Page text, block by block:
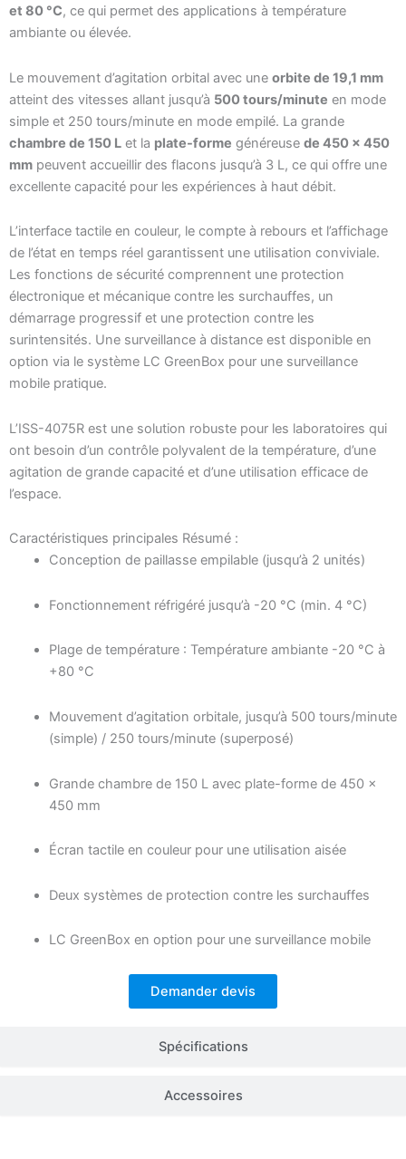
Spécifications
Accessoires
et 80 °C, ce qui permet des applications à température
ambiante ou élevée.
Le mouvement d’agitation orbital avec une orbite de 19,1 mm
atteint des vitesses allant jusqu’à 500 tours/minute en mode
simple et 250 tours/minute en mode empilé. La grande
chambre de 150 L et la plate-forme généreuse de 450 × 450
mm peuvent accueillir des flacons jusqu’à 3 L, ce qui offre une
excellente capacité pour les expériences à haut débit.
L’interface tactile en couleur, le compte à rebours et l’affichage
de l’état en temps réel garantissent une utilisation conviviale.
Les fonctions de sécurité comprennent une protection
électronique et mécanique contre les surchauffes, un
démarrage progressif et une protection contre les
surintensités. Une surveillance à distance est disponible en
option via le système LC GreenBox pour une surveillance
mobile pratique.
L’ISS-4075R est une solution robuste pour les laboratoires qui
ont besoin d’un contrôle polyvalent de la température, d’une
agitation de grande capacité et d’une utilisation efficace de
l’espace.
Caractéristiques principales Résumé :
Conception de paillasse empilable (jusqu’à 2 unités)
Fonctionnement réfrigéré jusqu’à -20 °C (min. 4 °C)
Plage de température : Température ambiante -20 °C à
+80 °C
Mouvement d’agitation orbitale, jusqu’à 500 tours/minute
(simple) / 250 tours/minute (superposé)
Grande chambre de 150 L avec plate-forme de 450 ×
450 mm
Écran tactile en couleur pour une utilisation aisée
Deux systèmes de protection contre les surchauffes
LC GreenBox en option pour une surveillance mobile
Demander devis